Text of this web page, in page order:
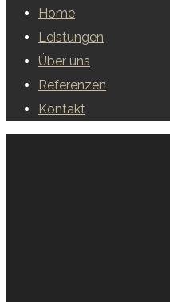
Home
Leistungen
Über uns
Referenzen
Kontakt